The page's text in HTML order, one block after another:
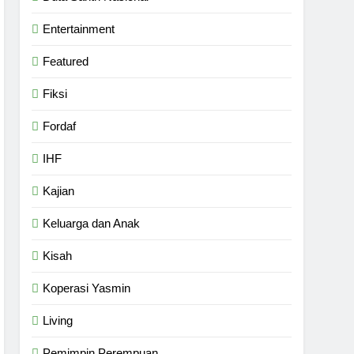
Entertainment
Featured
Fiksi
Fordaf
IHF
Kajian
Keluarga dan Anak
Kisah
Koperasi Yasmin
Living